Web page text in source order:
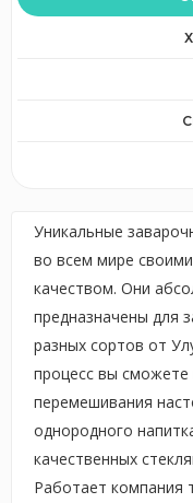
Уникальные
во всем мире
качеством. Они
предназначены для
разных сортов от
процесс вы
перемешивания
однородного
качественных
Работает компания